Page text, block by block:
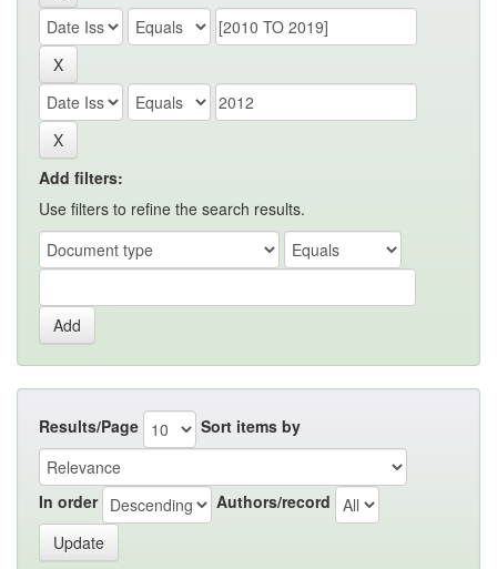
Add filters:
Use filters to refine the search results.
Results/Page Sort items by
In order Authors/record